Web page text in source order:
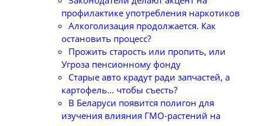
профилактике употребления наркотиков
Алкоголизация продолжается. Как
остановить процесс?
Прожить старость или пропить, или
Угроза пенсионному фонду
Старые авто крадут ради запчастей, а
картофель... чтобы съесть?
В Беларуси появится полигон для
изучения влияния ГМО-растений на